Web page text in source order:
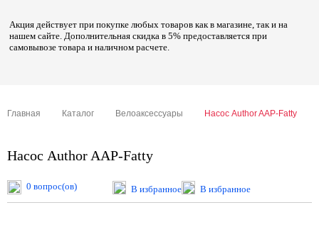
Акция действует при покупке любых товаров как в магазине, так и на
нашем сайте. Дополнительная скидка в 5% предоставляется при
самовывозе товара и наличном расчете.
Главная Каталог Велоаксессуары Насос Author AAP-Fatty
Насос Author AAP-Fatty
0 вопрос(ов) В избранное В избранное